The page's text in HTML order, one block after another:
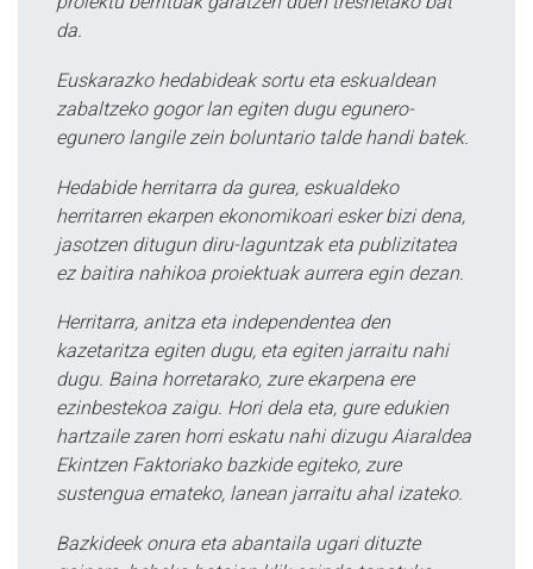
da.
Euskarazko hedabideak sortu eta eskualdean
zabaltzeko gogor lan egiten dugu egunero-
egunero langile zein boluntario talde handi batek.
Hedabide herritarra da gurea, eskualdeko
herritarren ekarpen ekonomikoari esker bizi dena,
jasotzen ditugun diru-laguntzak eta publizitatea
ez baitira nahikoa proiektuak aurrera egin dezan.
Herritarra, anitza eta independentea den
kazetaritza egiten dugu, eta egiten jarraitu nahi
dugu. Baina horretarako, zure ekarpena ere
ezinbestekoa zaigu. Hori dela eta, gure edukien
hartzaile zaren horri eskatu nahi dizugu Aiaraldea
Ekintzen Faktoriako bazkide egiteko, zure
sustengua emateko, lanean jarraitu ahal izateko.
Bazkideek onura eta abantaila ugari dituzte